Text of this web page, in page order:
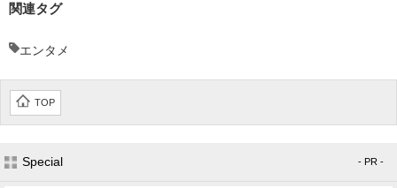
関連タグ
エンタメ
TOP
Special - PR -